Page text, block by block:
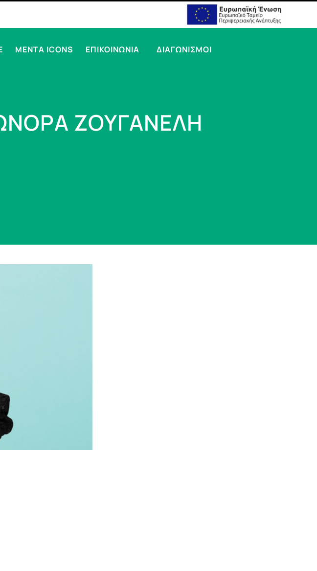
MENTA ICONS ΕΠΙΚΟΙΝΩΝΙΑ ΔΙΑΓΩΝΙΣΜΟΙ
ΖΟΥΓΑΝΕΛΗ